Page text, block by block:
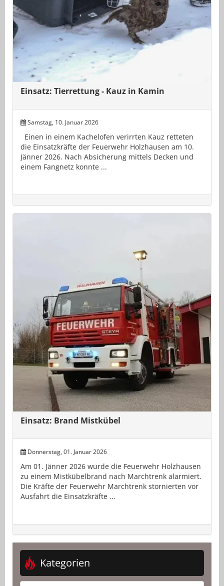
Einsatz: Tierrettung - Kauz in Kamin
Samstag, 10. Januar 2026
Einen in einem Kachelofen verirrten Kauz retteten
die Einsatzkräfte der Feuerwehr Holzhausen am 10.
Jänner 2026. Nach Absicherung mittels Decken und
einem Fangnetz konnte ...
Einsatz: Brand Mistkübel
Donnerstag, 01. Januar 2026
Am 01. Jänner 2026 wurde die Feuerwehr Holzhausen
zu einem Mistkübelbrand nach Marchtrenk alarmiert.
Die Kräfte der Feuerwehr Marchtrenk stornierten vor
Ausfahrt die Einsatzkräfte ...
Kategorien